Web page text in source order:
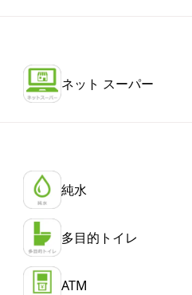
ネット スーパー
純水
多目的トイレ
ATM